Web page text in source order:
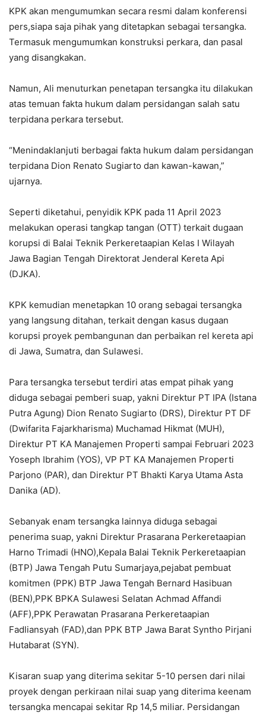
KPK akan mengumumkan secara resmi dalam konferensi
pers,siapa saja pihak yang ditetapkan sebagai tersangka.
Termasuk mengumumkan konstruksi perkara, dan pasal
yang disangkakan.
Namun, Ali menuturkan penetapan tersangka itu dilakukan
atas temuan fakta hukum dalam persidangan salah satu
terpidana perkara tersebut.
“Menindaklanjuti berbagai fakta hukum dalam persidangan
terpidana Dion Renato Sugiarto dan kawan-kawan,”
ujarnya.
Seperti diketahui, penyidik KPK pada 11 April 2023
melakukan operasi tangkap tangan (OTT) terkait dugaan
korupsi di Balai Teknik Perkeretaapian Kelas I Wilayah
Jawa Bagian Tengah Direktorat Jenderal Kereta Api
(DJKA).
KPK kemudian menetapkan 10 orang sebagai tersangka
yang langsung ditahan, terkait dengan kasus dugaan
korupsi proyek pembangunan dan perbaikan rel kereta api
di Jawa, Sumatra, dan Sulawesi.
Para tersangka tersebut terdiri atas empat pihak yang
diduga sebagai pemberi suap, yakni Direktur PT IPA (Istana
Putra Agung) Dion Renato Sugiarto (DRS), Direktur PT DF
(Dwifarita Fajarkharisma) Muchamad Hikmat (MUH),
Direktur PT KA Manajemen Properti sampai Februari 2023
Yoseph Ibrahim (YOS), VP PT KA Manajemen Properti
Parjono (PAR), dan Direktur PT Bhakti Karya Utama Asta
Danika (AD).
Sebanyak enam tersangka lainnya diduga sebagai
penerima suap, yakni Direktur Prasarana Perkeretaapian
Harno Trimadi (HNO),Kepala Balai Teknik Perkeretaapian
(BTP) Jawa Tengah Putu Sumarjaya,pejabat pembuat
komitmen (PPK) BTP Jawa Tengah Bernard Hasibuan
(BEN),PPK BPKA Sulawesi Selatan Achmad Affandi
(AFF),PPK Perawatan Prasarana Perkeretaapian
Fadliansyah (FAD),dan PPK BTP Jawa Barat Syntho Pirjani
Hutabarat (SYN).
Kisaran suap yang diterima sekitar 5-10 persen dari nilai
proyek dengan perkiraan nilai suap yang diterima keenam
tersangka mencapai sekitar Rp 14,5 miliar. Persidangan